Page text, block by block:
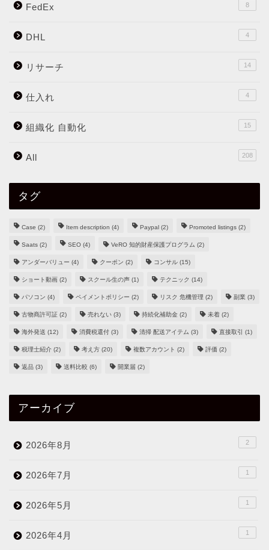
FedEx 8
DHL 4
リサーチ 14
仕入れ 4
組織化 自動化 15
All 208
タグ
Case (2) Item description (4) Paypal (2) Promoted listings (2)
Saats (2) SEO (4) VeRO 知的財産保護プログラム (2)
アンダーバリュー (4) クーポン (2) コンサル (15)
ショート動画 (2) スクール生の声 (1) テクニック (14)
パソコン (4) ペイメントポリシー (2) リスク 危機管理 (2) 副業 (3)
古物商許可証 (2) 売れない (3) 持続化補助金 (2) 未着 (2)
海外発送 (12) 消費税還付 (3) 清掃 配送アイテム (3) 直接取引 (1)
税理士紹介 (2) 考え方 (20) 複数アカウント (2) 評価 (2)
返品 (3) 送料比較 (6) 開業届 (2)
アーカイブ
2026年8月 2
2026年7月 1
2026年5月 1
2026年4月 1